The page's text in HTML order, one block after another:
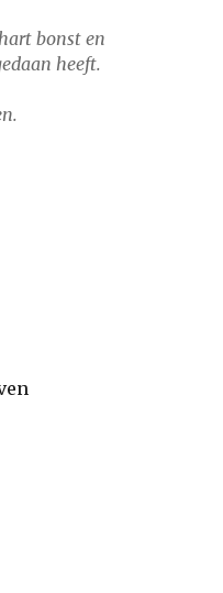
bonst en
heeft.